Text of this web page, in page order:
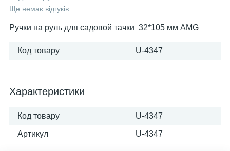
Ще немає відгуків
Ручки на руль для садовой тачки 32*105 мм AMG
Код товару U-4347
Характеристики
Код товару U-4347
Артикул U-4347